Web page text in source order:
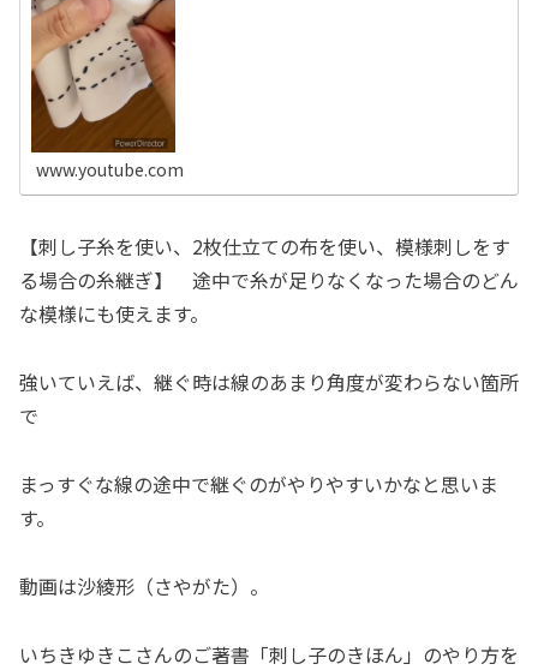
www.youtube.com
【刺し子糸を使い、2枚仕立ての布を使い、模様刺しをす
る場合の糸継ぎ】 途中で糸が足りなくなった場合のどん
な模様にも使えます。
強いていえば、継ぐ時は線のあまり角度が変わらない箇所
で
まっすぐな線の途中で継ぐのがやりやすいかなと思いま
す。
動画は沙綾形（さやがた）。
いちきゆきこさんのご著書「刺し子のきほん」のやり方を